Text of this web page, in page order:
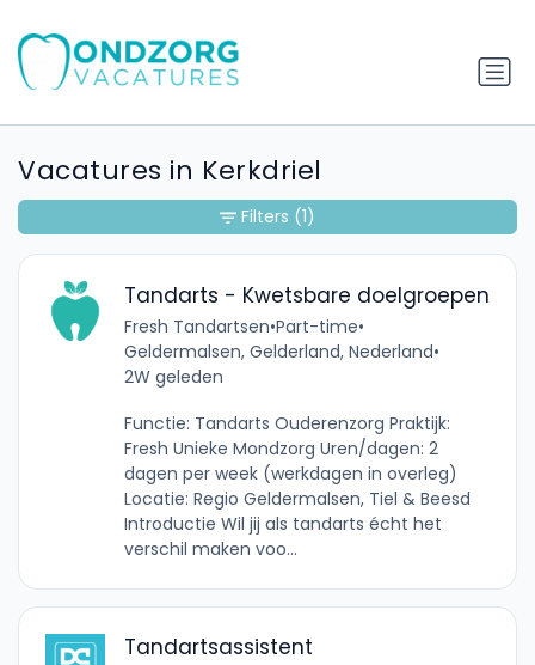
Vacatures in Kerkdriel
Tandarts - Kwetsbare doelgroepen
Fresh Tandartsen•Part-time•
Geldermalsen, Gelderland, Nederland•
2W geleden
Functie: Tandarts Ouderenzorg Praktijk:
Fresh Unieke Mondzorg Uren/dagen: 2
dagen per week (werkdagen in overleg)
Locatie: Regio Geldermalsen, Tiel & Beesd
Introductie Wil jij als tandarts écht het
verschil maken voo...
Tandartsassistent
Filters (1)